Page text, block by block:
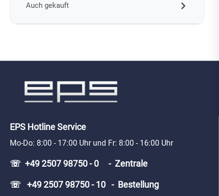
Auch gekauft
EPS Hotline Service
Mo-Do: 8:00 - 17:00 Uhr und Fr: 8:00 - 16:00 Uhr
☏ +49 2507 98750 - 0 - Zentrale
☏ +49 2507 98750 - 10 - Bestellung